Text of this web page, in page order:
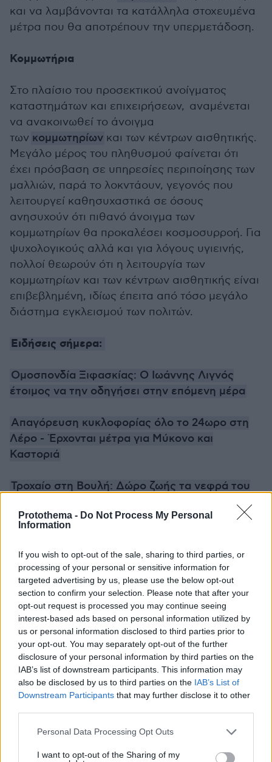
Protothema - Do Not Process My Personal
Information
If you wish to opt-out of the sale, sharing to third parties, or
processing of your personal or sensitive information for
targeted advertising by us, please use the below opt-out
section to confirm your selection. Please note that after your
opt-out request is processed you may continue seeing
interest-based ads based on personal information utilized by
us or personal information disclosed to third parties prior to
your opt-out. You may separately opt-out of the further
disclosure of your personal information by third parties on the
IAB’s list of downstream participants. This information may
also be disclosed by us to third parties on the IAB’s List of
Downstream Participants that may further disclose it to other
Please note that this website/app uses one or more Google
not limited to your visit or usage behaviour. You may click to
Personal Data Processing Opt Outs
I want to opt-out of the Sharing of my
και να λαμβάνονται τα κατάλληλα στοχευμένα
μέτρα που θα αποτρέπουν την υπερμετάδοση.
Κομμωτήρια
Στο πλαίσιο του προσεκτικού ανοίγματος
καταστημάτων και επιχειρήσεων, αναμένεται
να ανακοινωθεί το άνοιγμα
των κομμωτηρίων και των κέντρων αισθητικής.
Μεγάλο μέρος του πληθυσμού φαίνεται ότι
έχει πρόσβαση σε υπηρεσίες περιποίησης των
μαλλιών, παρά το λοκντάουν, γεγονός που
λειτουργεί καθησυχαστικά σε όσους
ανησυχούν ότι πιθανό άνοιγμα των
κομμωτηρίων θα προκαλέσει κοσμοσυρροή. Για
ψυχολογικούς αλλά και για λόγους υγιεινής,
πολλοί θεωρούν ότι η λειτουργία των
κομμωτηρίων και των κέντρων αισθητικής είναι
επιβεβλημένη, ιδίως έπειτα από τόσο μεγάλο
διάστημα εγκλεισμού των πολιτών.
Ειδήσεις σήμερα:
Ομοσπονδία Ξιφασκίας: Ο Ιωάννης Λιγνός
έτοιμος να την οδηγήσει στην επόμενη μέρα
Απαγόρευση κυκλοφορίας όλο το 24ωρο στη
Λέρο - Έρχονται μέτρα για Μύκονο και
Καστοριά
Τροχαίο στη Βουλή: Δώρο ζωής τα νεφρά του
Σχετικά Άρθρα
και μάθετε πρώτοι όλες τις ειδήσεις
Δείτε όλες τις τελευταίεςΕιδήσειςαπό την Ελλάδα
και τον Κόσμο, τη στιγμή που συμβαίνουν, στο
Protothema.gr